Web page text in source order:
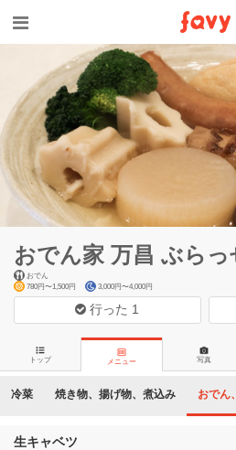
おでん家 万昌 ぶらっ
おでん
780円〜1,500円
3,000円〜4,000円
行った 1
トップ メニュー 写真
冷菜 焼き物、揚げ物、煮込み おでん
生キャベツ